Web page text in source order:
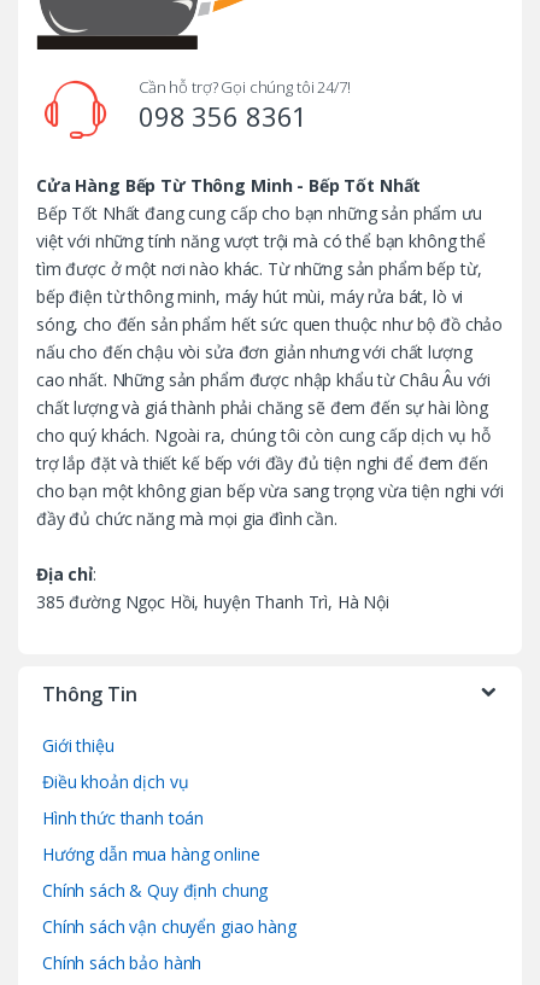
Cần hỗ trợ? Gọi chúng tôi 24/7!
098 356 8361
Cửa Hàng Bếp Từ Thông Minh - Bếp Tốt Nhất
Bếp Tốt Nhất đang cung cấp cho bạn những sản phẩm ưu
việt với những tính năng vượt trội mà có thể bạn không thể
tìm được ở một nơi nào khác. Từ những sản phẩm bếp từ,
bếp điện từ thông minh, máy hút mùi, máy rửa bát, lò vi
sóng, cho đến sản phẩm hết sức quen thuộc như bộ đồ chảo
nấu cho đến chậu vòi sửa đơn giản nhưng với chất lượng
cao nhất. Những sản phẩm được nhập khẩu từ Châu Âu với
chất lượng và giá thành phải chăng sẽ đem đến sự hài lòng
cho quý khách. Ngoài ra, chúng tôi còn cung cấp dịch vụ hỗ
trợ lắp đặt và thiết kế bếp với đầy đủ tiện nghi để đem đến
cho bạn một không gian bếp vừa sang trọng vừa tiện nghi với
đầy đủ chức năng mà mọi gia đình cần.
Địa chỉ:
385 đường Ngọc Hồi, huyện Thanh Trì, Hà Nội
Thông Tin
Giới thiệu
Điều khoản dịch vụ
Hình thức thanh toán
Hướng dẫn mua hàng online
Chính sách & Quy định chung
Chính sách vận chuyển giao hàng
Chính sách bảo hành